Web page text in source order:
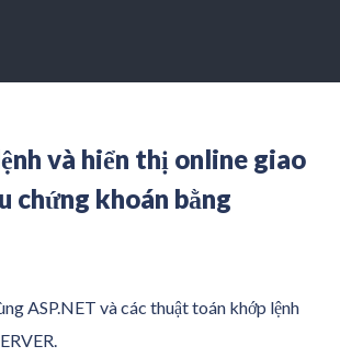
và hiển thị online giao
chứng khoán bằng
ASP.NET và các thuật toán khớp lệnh